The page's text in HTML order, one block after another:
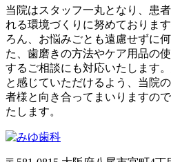
当院はスタッフ一丸となり、患
れる環境づくりに努めておりま
ろん、お悩みごとも遠慮せずに
た、歯磨きの方法やケア用品の
するご相談にも対応いたします
と感じていただけるよう、当院
者様と向き合ってまいりますの
たします。